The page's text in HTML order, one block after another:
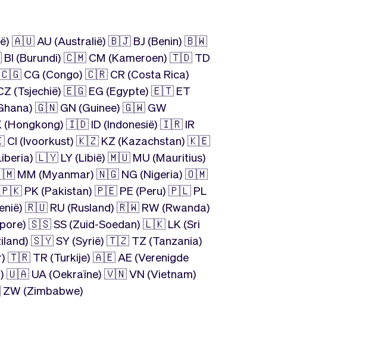
🇦🇺 AU (Australië) 🇧🇯 BJ (Benin) 🇧🇼
(Burundi) 🇨🇲 CM (Kameroen) 🇹🇩 TD
CG (Congo) 🇨🇷 CR (Costa Rica)
(Tsjechië) 🇪🇬 EG (Egypte) 🇪🇹 ET
🇬🇳 GN (Guinee) 🇬🇼 GW
🇮🇩 ID (Indonesië) 🇮🇷 IR
(Ivoorkust) 🇰🇿 KZ (Kazachstan) 🇰🇪
🇱🇾 LY (Libië) 🇲🇺 MU (Mauritius)
MM (Myanmar) 🇳🇬 NG (Nigeria) 🇴🇲
🇵🇰 PK (Pakistan) 🇵🇪 PE (Peru) 🇵🇱 PL
🇷🇺 RU (Rusland) 🇷🇼 RW (Rwanda)
🇸🇸 SS (Zuid-Soedan) 🇱🇰 LK (Sri
🇸🇾 SY (Syrië) 🇹🇿 TZ (Tanzania)
TR (Turkije) 🇦🇪 AE (Verenigde
🇺🇦 UA (Oekraïne) 🇻🇳 VN (Vietnam)
(Zimbabwe)